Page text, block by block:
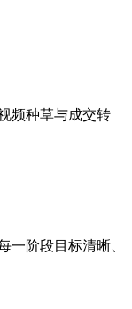
频种草与成交转
一阶段目标清晰、